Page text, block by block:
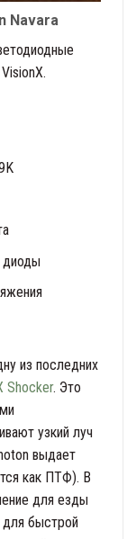
Navara
диоды
из последних
Shocker. Это
узкий луч
выдает
как ПТФ). В
для езды
быстрой